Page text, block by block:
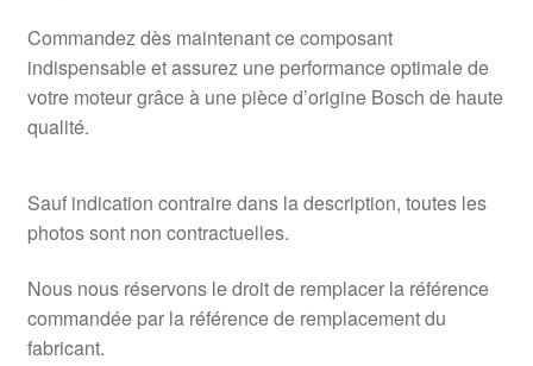
Commandez dès maintenant ce composant
indispensable et assurez une performance optimale de
votre moteur grâce à une pièce d’origine Bosch de haute
qualité.
Sauf indication contraire dans la description, toutes les
photos sont non contractuelles.
Nous nous réservons le droit de remplacer la référence
commandée par la référence de remplacement du
fabricant.